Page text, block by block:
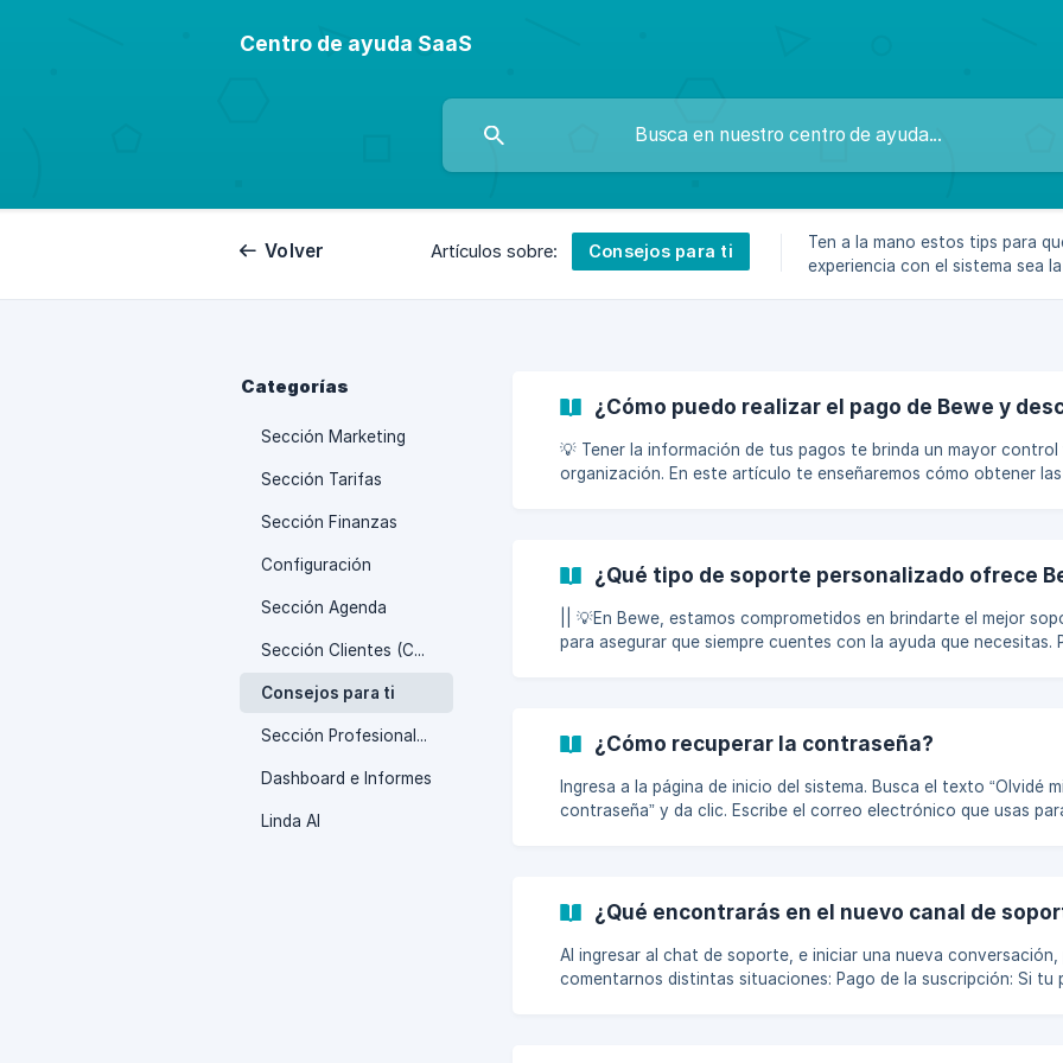
Centro de ayuda SaaS
Volver Artículos sobre: Consejos para ti
Ten a la mano estos tips para
experiencia con el sistema sea
Categorías
Sección Marketing
Sección Tarifas
Sección Finanzas
Configuración
Sección Agenda
Sección Clientes (CRM)
Consejos para ti
Sección Profesionales
Dashboard e Informes
Linda AI
¿Cómo puedo realizar el pago de Bewe y
💡 Tener la información de tus pagos te brinda un mayor control
organización. En este artículo te enseñaremos cómo obtener las
las facturas correspondientes. Para descargarlas, solo haz clic
botón Descargar. Si necesitas actualizar la tarjeta vinculada al sistema,
¿Qué tipo de soporte personalizado ofrece
|| 💡En Bewe, estamos comprometidos en brindarte el mejor
para asegurar que siempre cuentes con la ayuda que necesitas.
Escríbenos a contacta@bewe.io y te responderemos lo antes
con una solución detallada. Linda, nuestra IA 24/7: Usa a Linda
asistencia i
¿Cómo recuperar la contraseña?
Ingresa a la página de inicio del sistema. Busca el texto “Olvidé mi
contraseña” y da clic. Escribe el correo electrónico que usas
spam o no deseado. Cuando ingres
¿Qué encontrarás en el nuevo canal de
Al ingresar al chat de soporte, e iniciar una nueva conversación,
comentarnos distintas situaciones: Pago de la suscripción: Si tu pago